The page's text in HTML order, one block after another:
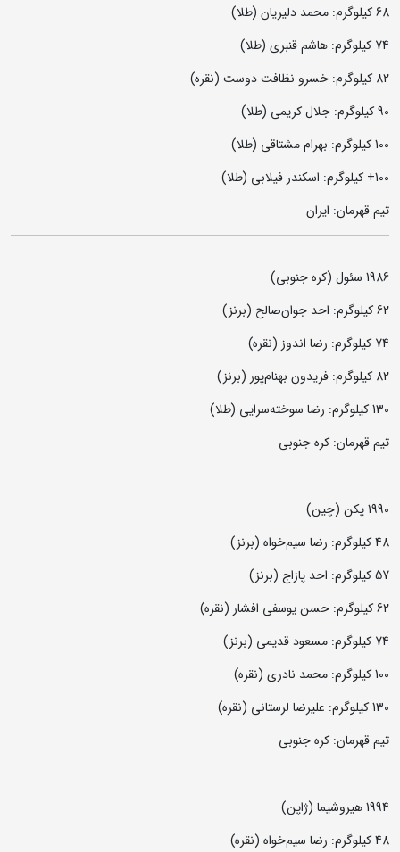
68 کیلوگرم: محمد دلیریان (طلا)
74 کیلوگرم: هاشم قنبری (طلا)
82 کیلوگرم: خسرو نظافت دوست (نقره)
90 کیلوگرم: جلال کریمی (طلا)
100 کیلوگرم: بهرام مشتاقی (طلا)
100+ کیلوگرم: اسکندر فیلابی (طلا)
تیم قهرمان: ایران
1986 سئول (کره جنوبی)
62 کیلوگرم: احد جوان‌صالح (برنز)
74 کیلوگرم‌: رضا اندوز (نقره)
82 کیلوگرم: فریدون بهنام‌پور (برنز)
130 کیلوگرم: رضا سوخته‌سرایی (طلا)
تیم قهرمان: کره جنوبی
1990 پکن (چین)
48 کیلوگرم: رضا سیم‌خواه (برنز)
57 کیلوگرم: احد پازاج (برنز)
62 کیلوگرم: حسن یوسفی افشار (نقره)
74 کیلوگرم: مسعود قدیمی (برنز)
100 کیلوگرم: محمد نادری (نقره)
130 کیلوگرم: علیرضا لرستانی (نقره)
تیم قهرمان: کره جنوبی
1994 هیروشیما (ژاپن)
48 کیلوگرم: رضا سیم‌خواه (نقره)